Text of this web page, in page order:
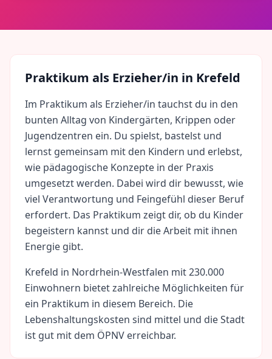
Praktikum als Erzieher/in in Krefeld
Im Praktikum als Erzieher/in tauchst du in den
bunten Alltag von Kindergärten, Krippen oder
Jugendzentren ein. Du spielst, bastelst und
lernst gemeinsam mit den Kindern und erlebst,
wie pädagogische Konzepte in der Praxis
umgesetzt werden. Dabei wird dir bewusst, wie
viel Verantwortung und Feingefühl dieser Beruf
erfordert. Das Praktikum zeigt dir, ob du Kinder
begeistern kannst und dir die Arbeit mit ihnen
Energie gibt.
Krefeld in Nordrhein-Westfalen mit230.000
Einwohnern bietet zahlreiche Möglichkeiten für
ein Praktikum in diesem Bereich. Die
Lebenshaltungskosten sind mittel und die Stadt
ist gut mit dem ÖPNV erreichbar.